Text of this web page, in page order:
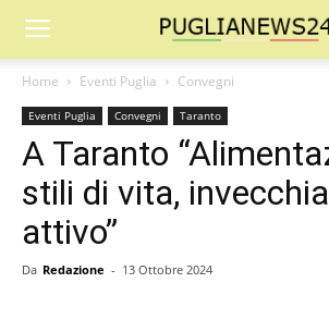
Home Eventi Puglia Convegni
Eventi Puglia Convegni Taranto
A Taranto
stili di vita,
attivo”
Da Redazione - 13 Ottobre 2024